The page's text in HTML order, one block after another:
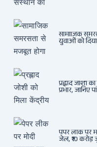
सामाजिक
युवाओं को दिया
प्रह्लाद जोशी
प्रभार,
पेपर लीक पर
जेल, ₹10 करोड़